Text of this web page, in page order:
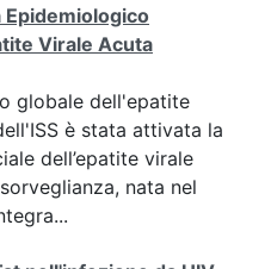
Epidemiologico
Virale Acuta
globale dell'epatite
è stata attivata la
dell’epatite virale
nata nel